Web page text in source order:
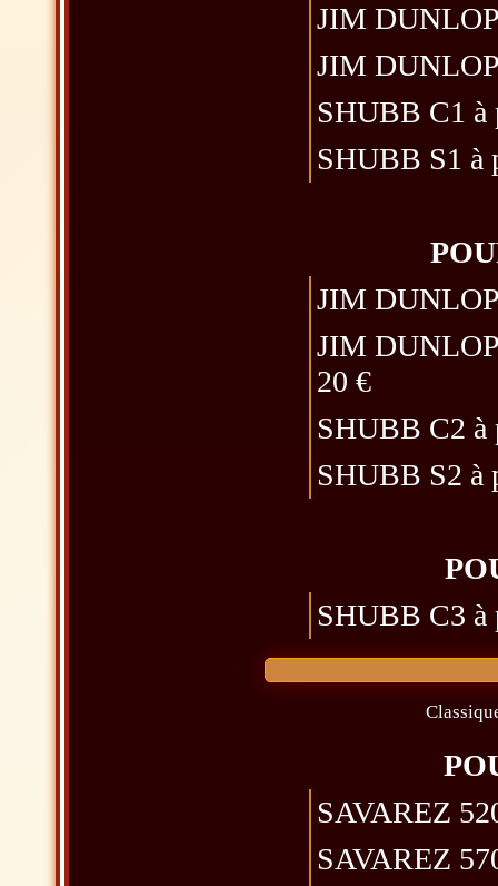
JIM
JIM
SHUBB C1 à
SHUBB S1 à
JIM
JIM
20 €
SHUBB C2 à
SHUBB S2 à
SHUBB C3 à
SAVAREZ
SAVAREZ